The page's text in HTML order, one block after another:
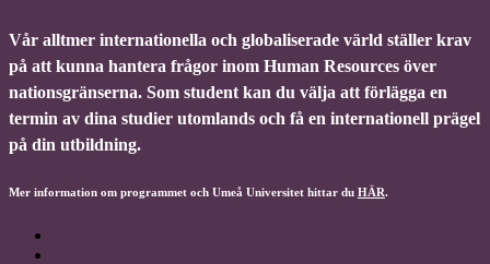
Vår alltmer internationella och globaliserade värld ställer krav
på att kunna hantera frågor inom Human Resources över
nationsgränserna. Som student kan du välja att förlägga en
termin av dina studier utomlands och få en internationell prägel
på din utbildning.
Mer information om programmet och Umeå Universitet hittar du HÄR.